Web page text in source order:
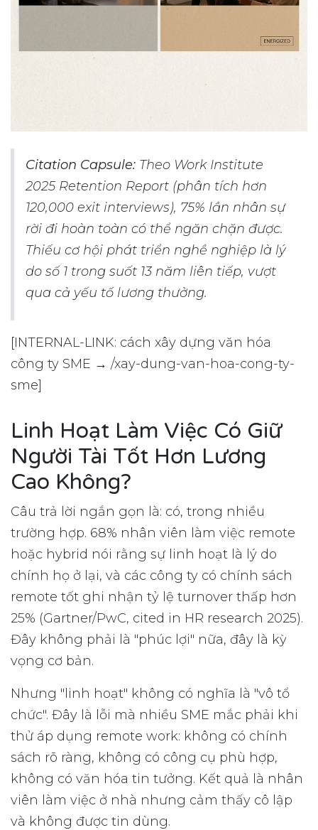
Citation Capsule: Theo Work Institute
2025 Retention Report (phân tích hơn
120,000 exit interviews), 75% lần nhân sự
rời đi hoàn toàn có thể ngăn chặn được.
Thiếu cơ hội phát triển nghề nghiệp là lý
do số 1 trong suốt 13 năm liên tiếp, vượt
qua cả yếu tố lương thưởng.
[INTERNAL-LINK: cách xây dựng văn hóa
công ty SME → /xay-dung-van-hoa-cong-ty-
sme]
Linh Hoạt Làm Việc Có Giữ
Người Tài Tốt Hơn Lương
Cao Không?
Câu trả lời ngắn gọn là: có, trong nhiều
trường hợp. 68% nhân viên làm việc remote
hoặc hybrid nói rằng sự linh hoạt là lý do
chính họ ở lại, và các công ty có chính sách
remote tốt ghi nhận tỷ lệ turnover thấp hơn
25% (Gartner/PwC, cited in HR research 2025).
Đây không phải là "phúc lợi" nữa, đây là kỳ
vọng cơ bản.
Nhưng "linh hoạt" không có nghĩa là "vô tổ
chức". Đây là lỗi mà nhiều SME mắc phải khi
thử áp dụng remote work: không có chính
sách rõ ràng, không có công cụ phù hợp,
không có văn hóa tin tưởng. Kết quả là nhân
viên làm việc ở nhà nhưng cảm thấy cô lập
và không được tin dùng.